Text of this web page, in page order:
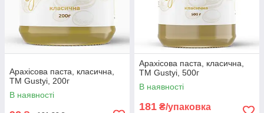
Арахісова паста, класична,
ТМ Gustyi, 200г
В наявності
Арахісова паста, класична,
ТМ Gustyi, 500г
В наявності
181 ₴/упаковка